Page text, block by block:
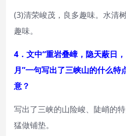
(3)清荣峻茂，良多趣味。水清
趣味。
4．文中“重岩叠嶂，隐天蔽日
月”一句写出了三峡山的什么特
意？
写出了三峡的山险峻、陡峭的
猛做铺垫。